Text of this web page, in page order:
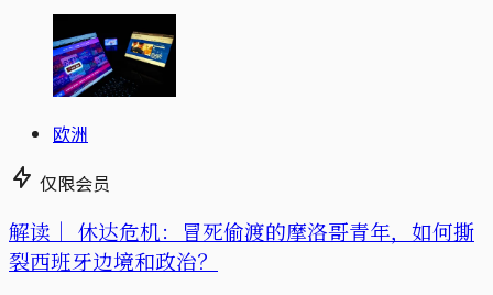
欧洲
仅限会员
解读｜ 休达危机：冒死偷渡的摩洛哥青年，如何撕
裂西班牙边境和政治？